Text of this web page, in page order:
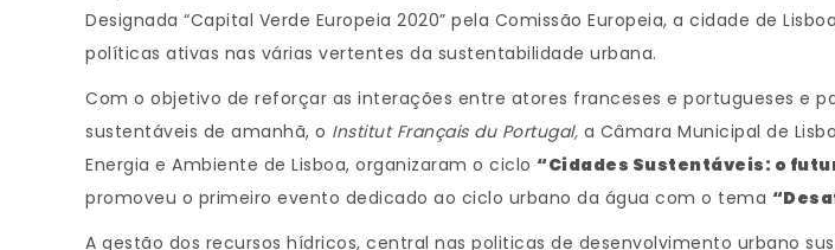
Designada “Capital Verde Europeia 2020” pela Comissão Europeia, a cidade de
políticas ativas nas várias vertentes da sustentabilidade urbana.
Com o objetivo de reforçar as interações entre atores franceses e portugueses e
sustentáveis de amanhã, o Institut Français du Portugal, a Câmara Municipal de
Energia e Ambiente de Lisboa, organizaram o ciclo “Cidades Sustentáveis: o
promoveu o primeiro evento dedicado ao ciclo urbano da água com o tema
A gestão dos recursos hídricos, central nas politicas de desenvolvimento urbano